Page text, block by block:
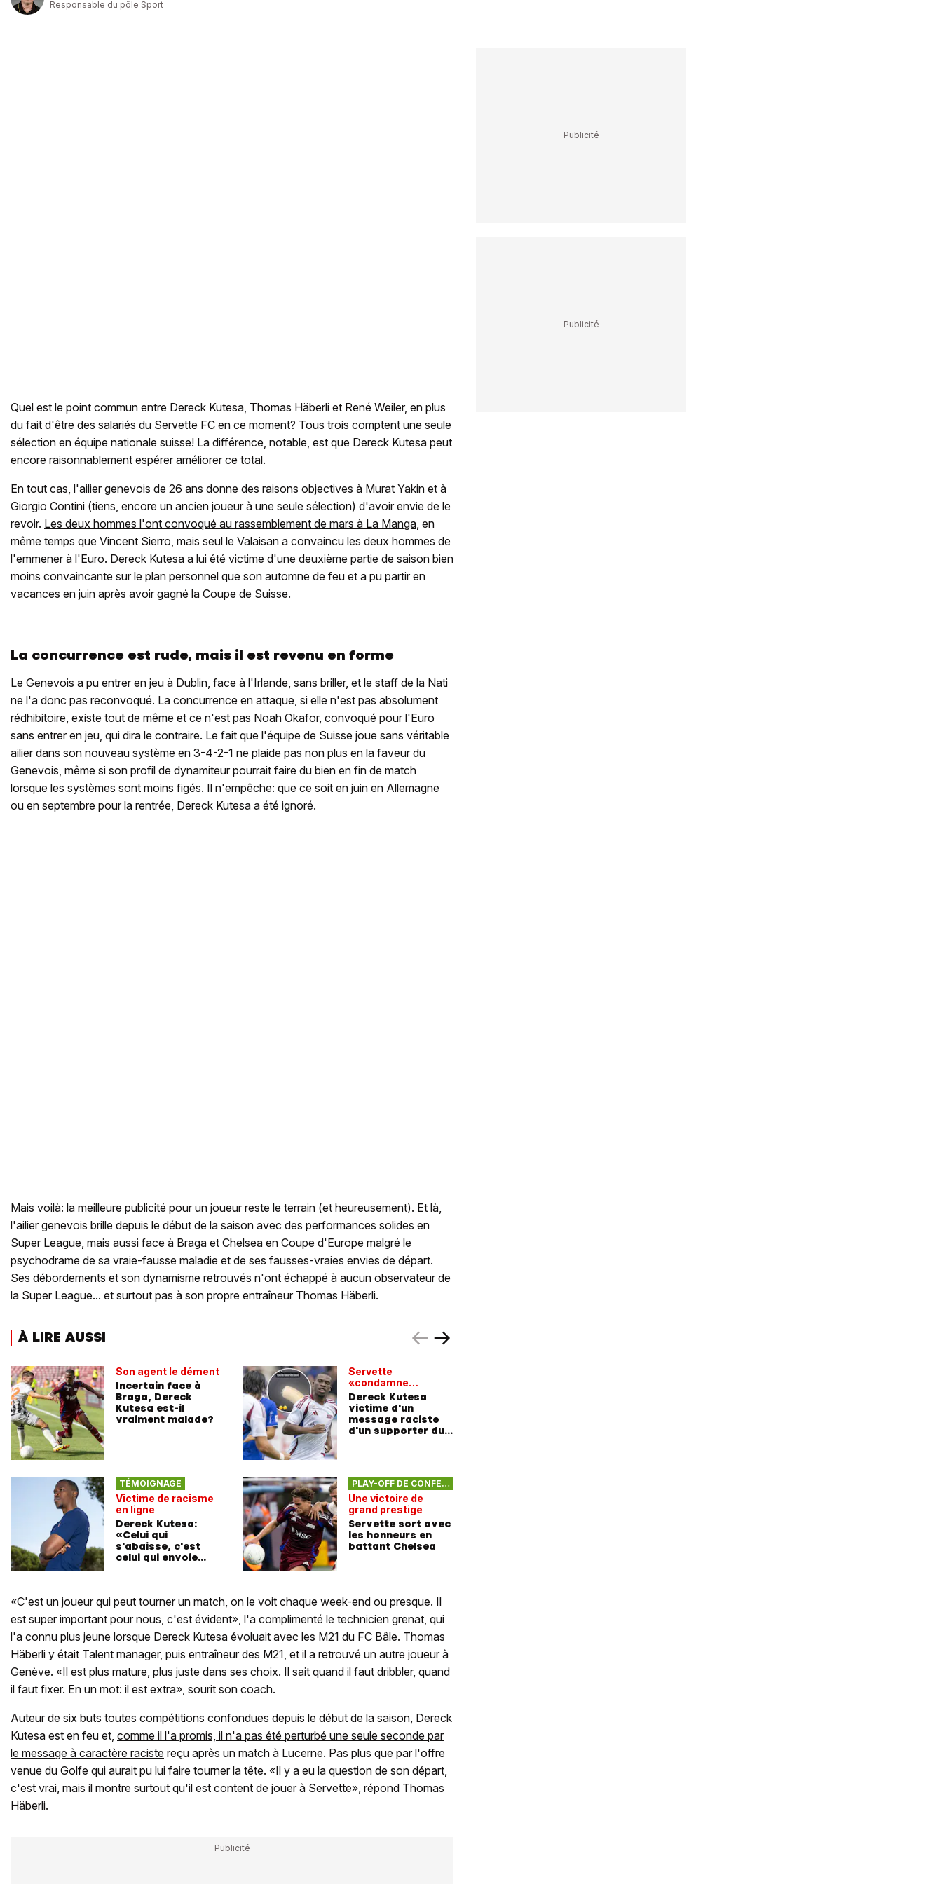
Responsable du pôle Sport
Quel est le point commun entre Dereck Kutesa, Thomas Häberli et René Weiler, en plus
du fait d'être des salariés du Servette FC en ce moment? Tous trois comptent une seule
sélection en équipe nationale suisse! La différence, notable, est que Dereck Kutesa peut
encore raisonnablement espérer améliorer ce total.
En tout cas, l'ailier genevois de 26 ans donne des raisons objectives à Murat Yakin et à
Giorgio Contini (tiens, encore un ancien joueur à une seule sélection) d'avoir envie de le
revoir. Les deux hommes l'ont convoqué au rassemblement de mars à La Manga, en
même temps que Vincent Sierro, mais seul le Valaisan a convaincu les deux hommes de
l'emmener à l'Euro. Dereck Kutesa a lui été victime d'une deuxième partie de saison bien
moins convaincante sur le plan personnel que son automne de feu et a pu partir en
vacances en juin après avoir gagné la Coupe de Suisse.
La concurrence est rude, mais il est revenu en forme
Le Genevois a pu entrer en jeu à Dublin, face à l'Irlande, sans briller, et le staff de la Nati
ne l'a donc pas reconvoqué. La concurrence en attaque, si elle n'est pas absolument
rédhibitoire, existe tout de même et ce n'est pas Noah Okafor, convoqué pour l'Euro
sans entrer en jeu, qui dira le contraire. Le fait que l'équipe de Suisse joue sans véritable
ailier dans son nouveau système en 3-4-2-1 ne plaide pas non plus en la faveur du
Genevois, même si son profil de dynamiteur pourrait faire du bien en fin de match
lorsque les systèmes sont moins figés. Il n'empêche: que ce soit en juin en Allemagne
ou en septembre pour la rentrée, Dereck Kutesa a été ignoré.
Mais voilà: la meilleure publicité pour un joueur reste le terrain (et heureusement). Et là,
l'ailier genevois brille depuis le début de la saison avec des performances solides en
Super League, mais aussi face à Braga et Chelsea en Coupe d'Europe malgré le
psychodrame de sa vraie-fausse maladie et de ses fausses-vraies envies de départ.
Ses débordements et son dynamisme retrouvés n'ont échappé à aucun observateur de
la Super League... et surtout pas à son propre entraîneur Thomas Häberli.
À LIRE AUSSI
Son agent le dément
Incertain face à
Braga, Dereck
Kutesa est-il
vraiment malade?
TÉMOIGNAGE
Victime de racisme
en ligne
Dereck Kutesa:
«Celui qui
s'abaisse, c'est
celui qui envoie
Servette
«condamne
fermement»
Dereck Kutesa
victime d'un
message raciste
d'un supporter du
PLAY-OFF DE CONFERENCE LEAGUE
Une victoire de
grand prestige
Servette sort avec
les honneurs en
battant Chelsea
«C'est un joueur qui peut tourner un match, on le voit chaque week-end ou presque. Il
est super important pour nous, c'est évident», l'a complimenté le technicien grenat, qui
l'a connu plus jeune lorsque Dereck Kutesa évoluait avec les M21 du FC Bâle. Thomas
Häberli y était Talent manager, puis entraîneur des M21, et il a retrouvé un autre joueur à
Genève. «Il est plus mature, plus juste dans ses choix. Il sait quand il faut dribbler, quand
il faut fixer. En un mot: il est extra», sourit son coach.
Auteur de six buts toutes compétitions confondues depuis le début de la saison, Dereck
Kutesa est en feu et, comme il l'a promis, il n'a pas été perturbé une seule seconde par
le message à caractère raciste reçu après un match à Lucerne. Pas plus que par l'offre
venue du Golfe qui aurait pu lui faire tourner la tête. «Il y a eu la question de son départ,
c'est vrai, mais il montre surtout qu'il est content de jouer à Servette», répond Thomas
Häberli.